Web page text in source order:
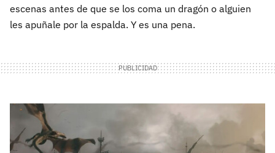
escenas antes de que se los coma un dragón o alguien
les apuñale por la espalda. Y es una pena.